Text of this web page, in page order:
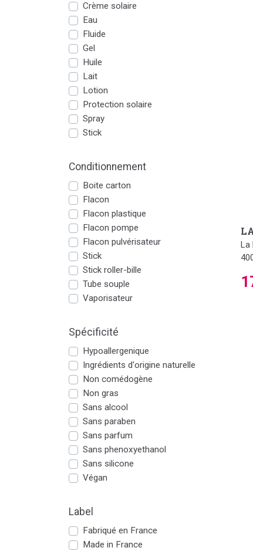
Crème solaire
Eau
Fluide
Gel
Huile
Lait
Lotion
Protection solaire
Spray
Stick
Conditionnement
Boite carton
Flacon
Flacon plastique
Flacon pompe
Flacon pulvérisateur
Stick
Stick roller-bille
Tube souple
Vaporisateur
Spécificité
Hypoallergenique
Ingrédients d'origine naturelle
Non comédogène
Non gras
Sans alcool
Sans paraben
Sans parfum
Sans phenoxyethanol
Sans silicone
Végan
Label
Fabriqué en France
Made in France
La